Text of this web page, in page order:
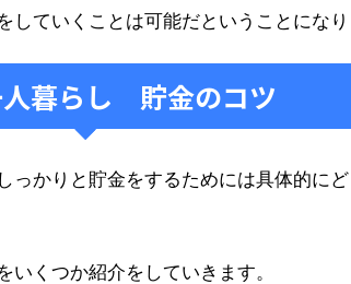
していくことは可能だということになり
人暮らし 貯金のコツ
っかりと貯金をするためには具体的に
くつか紹介をしていきます。